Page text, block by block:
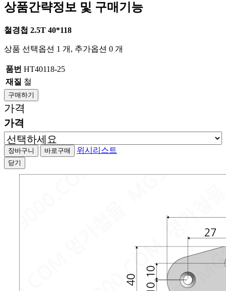
상품간략정보 및 구매기능
철경첩 2.5T 40*118
상품 선택옵션 1 개, 추가옵션 0 개
품번 HT40118-25
재질 철
구매하기
가격
가격
위시리스트
닫기